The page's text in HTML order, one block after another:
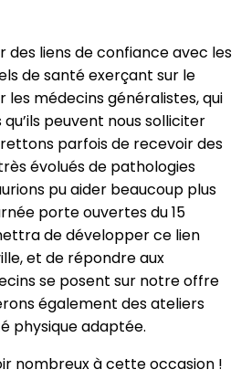
des liens de confiance avec les
de santé exerçant sur le
médecins généralistes, qui
peuvent nous solliciter
parfois de recevoir des
évolués de pathologies
pu aider beaucoup plus
porte ouvertes du 15
de développer ce lien
et de répondre aux
se posent sur notre offre
également des ateliers
physique adaptée.
nombreux à cette occasion !